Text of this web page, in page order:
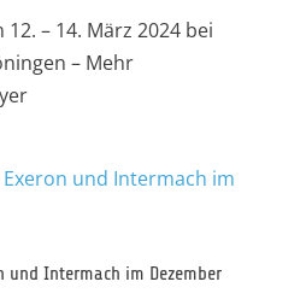
12. – 14. März 2024 bei
– Mehr
und Intermach im Dezember